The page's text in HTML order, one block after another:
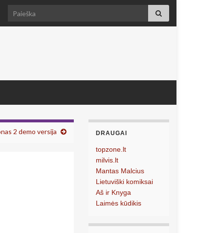
Search for:
2 demo versija DRAUGAI
topzone.lt
milvis.lt
Mantas Malcius
Lietuviški komiksai
Aš ir Knyga
Laimės kūdikis